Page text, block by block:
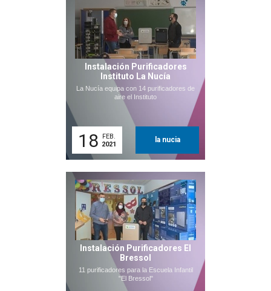
Instalación Purificadores
Instituto La Nucía
La Nucía equipa con 14 purificadores de
aire el Instituto
18
FEB.
2021
la nucia
Instalación Purificadores El
Bressol
11 purificadores para la Escuela Infantil
"El Bressol"